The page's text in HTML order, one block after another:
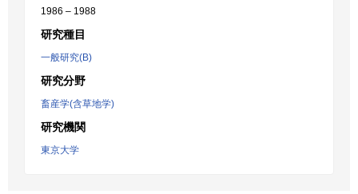
1986 – 1988
研究種目
一般研究(B)
研究分野
畜産学(含草地学)
研究機関
東京大学